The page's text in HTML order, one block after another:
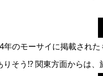
のモーサイに掲載され
りそう!? 関東方面からは